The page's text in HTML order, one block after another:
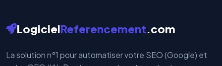
LogicielReferencement.com
La solution n°1 pour automatiser votre SEO (Google) et